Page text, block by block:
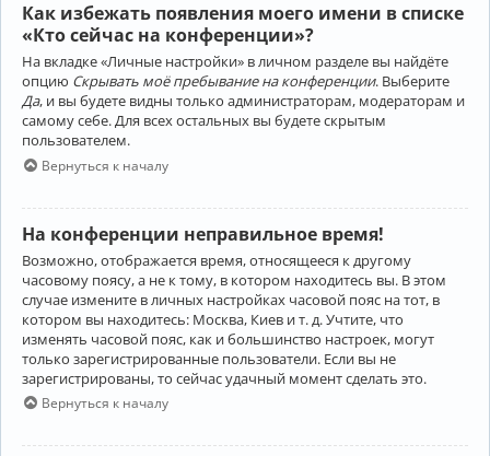
Как избежать появления моего имени в списке
«Кто сейчас на конференции»?
На вкладке «Личные настройки» в личном разделе вы найдёте
опцию Скрывать моё пребывание на конференции. Выберите
Да, и вы будете видны только администраторам, модераторам и
самому себе. Для всех остальных вы будете скрытым
пользователем.
Вернуться к началу
На конференции неправильное время!
Возможно, отображается время, относящееся к другому
часовому поясу, а не к тому, в котором находитесь вы. В этом
случае измените в личных настройках часовой пояс на тот, в
котором вы находитесь: Москва, Киев и т. д. Учтите, что
изменять часовой пояс, как и большинство настроек, могут
только зарегистрированные пользователи. Если вы не
зарегистрированы, то сейчас удачный момент сделать это.
Вернуться к началу